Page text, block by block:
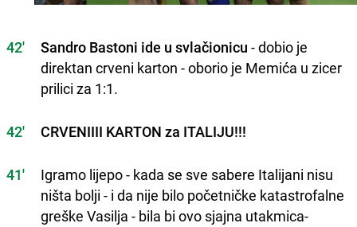
42' Sandro Bastoni ide u svlačionicu - dobio je
direktan crveni karton - oborio je Memića u zicer
prilici za 1:1.
42' CRVENIIII KARTON za ITALIJU!!!
41'
Igramo lijepo - kada se sve sabere Italijani nisu
ništa bolji - i da nije bilo početničke katastrofalne
greške Vasilja - bila bi ovo sjajna utakmica-